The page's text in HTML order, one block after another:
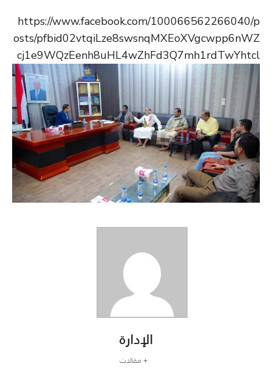
https://www.facebook.com/100066562266040/p
osts/pfbid02vtqiLze8swsnqMXEoXVgcwpp6nWZ
cj1e9WQzEenh8uHL4wZhFd3Q7mh1rdTwYhtcl
الإدارة
+ مقالات